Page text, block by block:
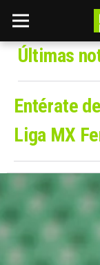
Últimas
Entérate
Liga MX